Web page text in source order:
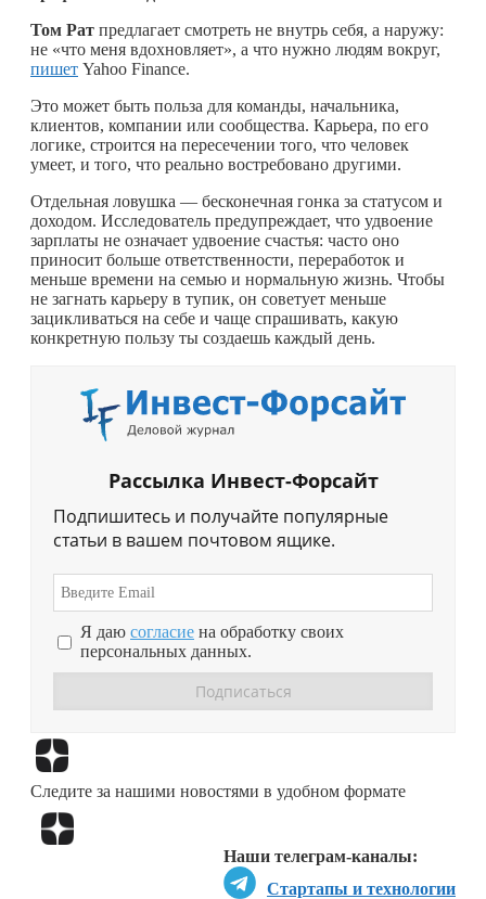
Том Рат предлагает смотреть не внутрь себя, а наружу:
не «что меня вдохновляет», а что нужно людям вокруг,
пишет Yahoo Finance.
Это может быть польза для команды, начальника,
клиентов, компании или сообщества. Карьера, по его
логике, строится на пересечении того, что человек
умеет, и того, что реально востребовано другими.
Отдельная ловушка — бесконечная гонка за статусом и
доходом. Исследователь предупреждает, что удвоение
зарплаты не означает удвоение счастья: часто оно
приносит больше ответственности, переработок и
меньше времени на семью и нормальную жизнь. Чтобы
не загнать карьеру в тупик, он советует меньше
зацикливаться на себе и чаще спрашивать, какую
конкретную пользу ты создаешь каждый день.
Рассылка Инвест-Форсайт
Подпишитесь и получайте популярные
статьи в вашем почтовом ящике.
Я даю согласие на обработку своих
персональных данных.
Следите за нашими новостями в удобном формате
Наши телеграм-каналы:
Стартапы и технологии